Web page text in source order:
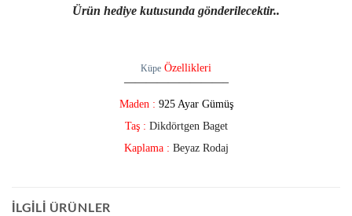
Ürün hediye kutusunda gönderilecektir..
Küpe Özellikleri
—————————–
Maden : 925 Ayar Gümüş
Taş : Dikdörtgen Baget
Kaplama : Beyaz Rodaj
İLGILI ÜRÜNLER